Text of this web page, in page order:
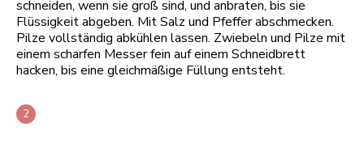
schneiden, wenn sie groß sind, und anbraten, bis sie
Flüssigkeit abgeben. Mit Salz und Pfeffer abschmecken.
Pilze vollständig abkühlen lassen. Zwiebeln und Pilze mit
einem scharfen Messer fein auf einem Schneidbrett
hacken, bis eine gleichmäßige Füllung entsteht.